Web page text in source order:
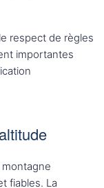
respect de règles
importantes
fiables. La